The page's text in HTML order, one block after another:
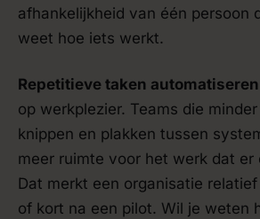
afhankelijkheid van één persoon
weet hoe iets werkt.
Repetitieve taken automatiseren
op werkplezier. Teams die
knippen en plakken tussen
meer ruimte voor het werk dat er
Dat merkt een organisatie
of kort na een pilot. Wil je weten